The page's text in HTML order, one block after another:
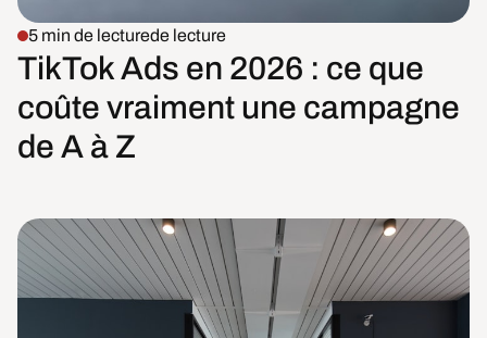
5 min de lecturede lecture
TikTok Ads en 2026 : ce que
coûte vraiment une campagne
de A à Z